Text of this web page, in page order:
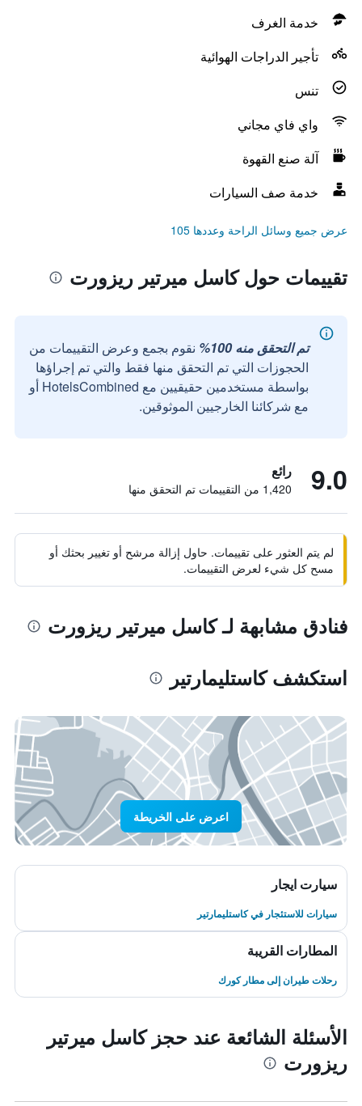
خدمة الغرف
تأجير الدراجات الهوائية
تنس
واي فاي مجاني
آلة صنع القهوة
خدمة صف السيارات
عرض جميع وسائل الراحة وعددها 105
تقييمات حول كاسل ميرتير ريزورت
تم التحقق منه 100%
نقوم بجمع وعرض التقييمات من
الحجوزات التي تم التحقق منها فقط والتي تم إجراؤها
بواسطة مستخدمين حقيقيين مع HotelsCombined أو
مع شركائنا الخارجيين الموثوقين.
9.0 رائع
1,420 من التقييمات تم التحقق منها
لم يتم العثور على تقييمات. حاول إزالة مرشح أو تغيير بحثك أو
مسح كل شيء لعرض التقييمات.
فنادق مشابهة لـ كاسل ميرتير ريزورت
استكشف كاستليمارتير
اعرض على الخريطة
سيارت ايجار
سيارات للاستئجار في كاستليمارتير
المطارات القريبة
رحلات طيران إلى مطار كورك
الأسئلة الشائعة عند حجز كاسل ميرتير
ريزورت